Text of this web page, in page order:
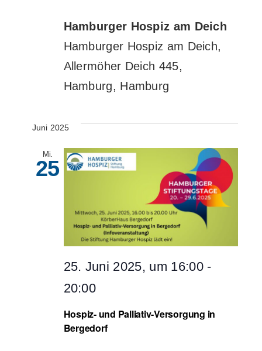
Hamburger Hospiz am Deich
Hamburger Hospiz am Deich,
Allermöher Deich 445,
Hamburg, Hamburg
Juni 2025
Mi.
25
Hospiz- und Palliativ-Versorgung in
Bergedorf
25. Juni 2025, um 16:00 -
20:00